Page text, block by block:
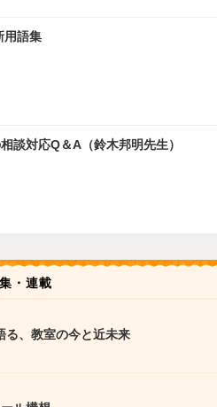
用語集
談対応Q＆A（鈴木邦明先生）
・連載
る、教室の今と近未来